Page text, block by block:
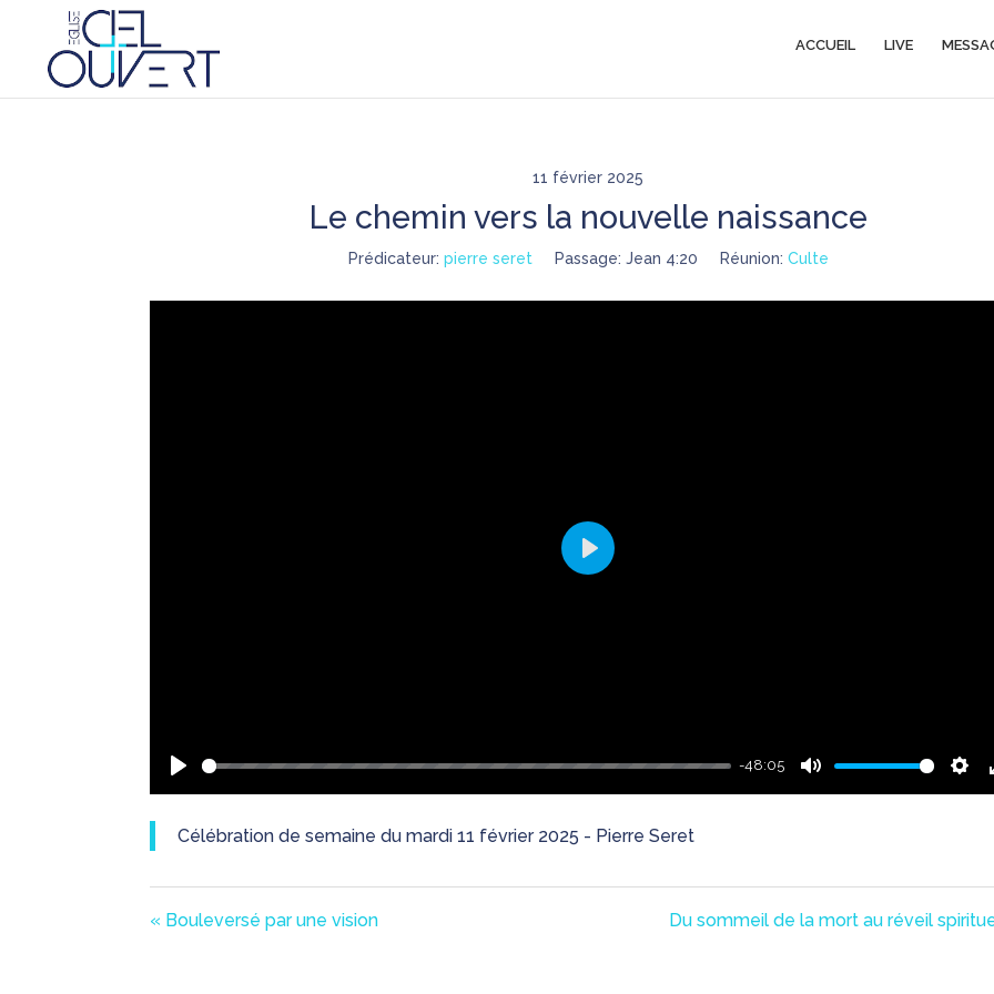
ACCUEIL LIVE
11 février 2025
Le chemin vers la nouvelle naissance
Prédicateur: pierre seret Passage: Jean 4:20 Réunion: Culte
Play
-48:05
Mute
Play
Célébration de semaine du mardi 11 février 2025 - Pierre Seret
« Bouleversé par une vision Du sommeil de la mort au réveil